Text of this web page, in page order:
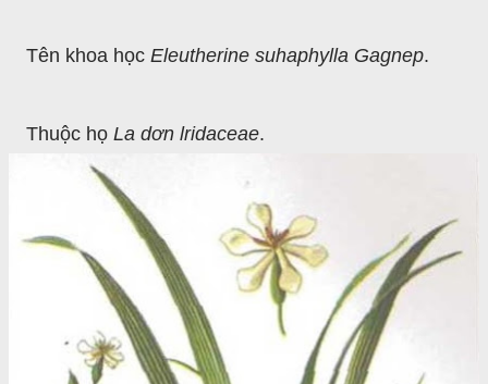
Tên khoa học Eleutherine suhaphylla Gagnep.
Thuộc họ La dơn lridaceae.